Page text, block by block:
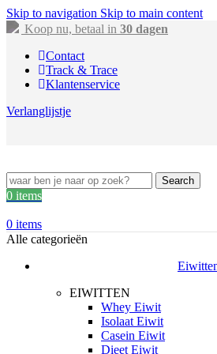
Skip to navigation Skip to main content
Koop nu, betaal in 30 dagen
Contact
Track & Trace
Klantenservice
Verlanglijstje
Search
0 items
0 items
Alle categorieën
EIWITTEN
Whey Eiwit
Isolaat Eiwit
Casein Eiwit
Dieet Eiwit